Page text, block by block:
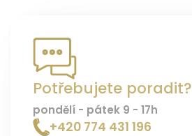
Potřebujete poradit?
pondělí - pátek 9 - 17h
+420 774 431 196